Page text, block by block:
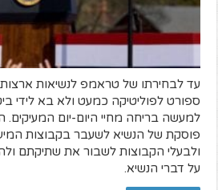
עד לבחירתו של טראמפ לנשיאות
ספורט לפוליטיקה כמעט ולא בא לידי
למעשה בריחה מחיי היום-יום
פוסקת של הנשיא לשעבר בקבוצות
ולבעלי הקבוצות לשבור את שתיקתם
על דברי הנשיא.